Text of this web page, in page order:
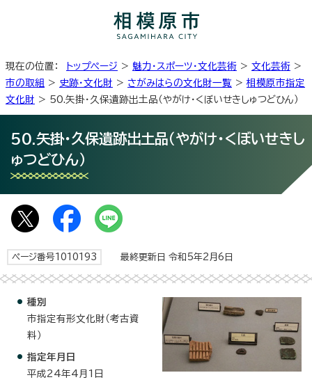
現在の位置： トップページ > 魅力・スポーツ・文化芸術 > 文化芸術 >
市の取組 > 史跡・文化財 > さがみはらの文化財一覧 > 相模原市指定
文化財 > 50.矢掛・久保遺跡出土品（やがけ・くぼいせきしゅつどひん）
50.矢掛・久保遺跡出土品（やがけ・くぼいせきし
ゅつどひん）
ページ番号1010193 最終更新日 令和5年2月6日
種別
市指定有形文化財（考古資
料）
指定年月日
平成24年4月1日